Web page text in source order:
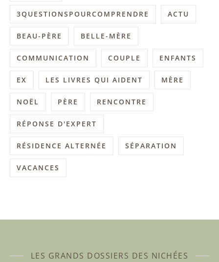
3QUESTIONSPOURCOMPRENDRE ACTU
BEAU-PÈRE BELLE-MÈRE
COMMUNICATION COUPLE ENFANTS
EX LES LIVRES QUI AIDENT MÈRE
NOËL PÈRE RENCONTRE
RÉPONSE D'EXPERT
RÉSIDENCE ALTERNÉE SÉPARATION
VACANCES
LES GRANDS DOSSIERS DES NICHÉES